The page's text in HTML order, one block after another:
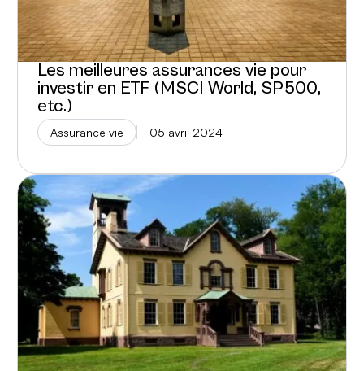
Les meilleures assurances vie pour
investir en ETF (MSCI World, SP500,
etc.)
Assurance vie 05 avril 2024